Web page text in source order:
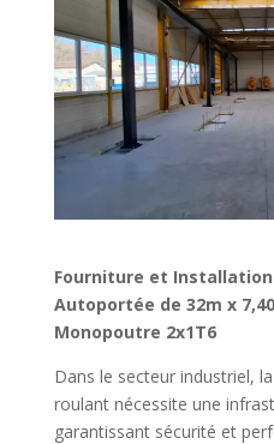
Fourniture et Installation
Autoportée de 32m x
Monopoutre 2x1T6
Dans le secteur industriel,
roulant nécessite une
garantissant sécurité et